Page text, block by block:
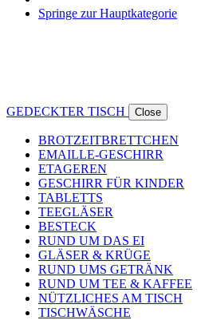
Springe zur Hauptkategorie
GEDECKTER TISCH Close
BROTZEITBRETTCHEN
EMAILLE-GESCHIRR
ETAGEREN
GESCHIRR FÜR KINDER
TABLETTS
TEEGLÄSER
BESTECK
RUND UM DAS EI
GLÄSER & KRÜGE
RUND UMS GETRÄNK
RUND UM TEE & KAFFEE
NÜTZLICHES AM TISCH
TISCHWÄSCHE